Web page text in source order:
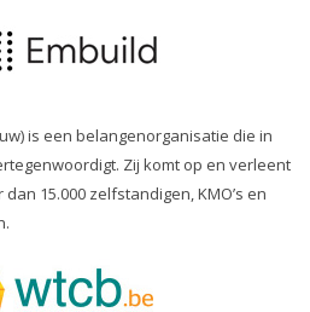
is een belangenorganisatie die in
Zij komt op en verleent
15.000 zelfstandigen, KMO’s en